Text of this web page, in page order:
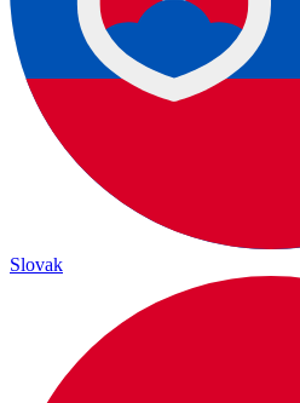
Slovak